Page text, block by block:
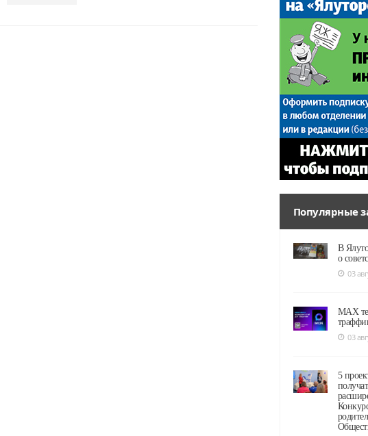
Популярные
В
о
03
MAX
03
5